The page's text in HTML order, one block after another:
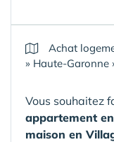
Achat
» Haute-Garonne
Vous souhaitez
appartement
maison en